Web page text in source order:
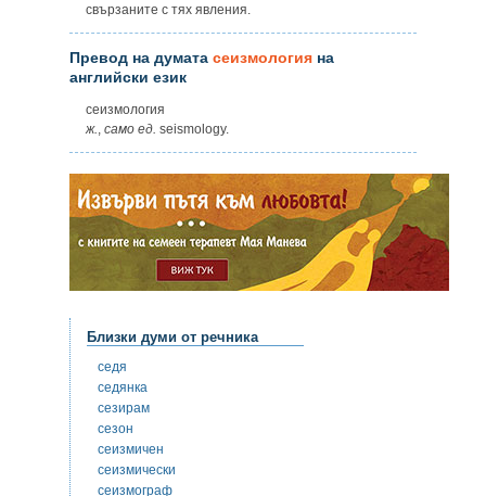
свързаните с тях явления.
Превод на думата сеизмология на
английски език
сеизмология
ж. само ед. seismology.
Близки думи от речника
седя
седянка
сезирам
сезон
сеизмичен
сеизмически
сеизмограф